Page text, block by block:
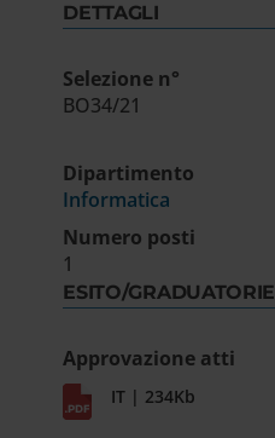
DETTAGLI
Selezione n°
BO34/21
Dipartimento
Informatica
Numero posti
1
ESITO/GRADUATORIE
Approvazione atti
IT | 234Kb